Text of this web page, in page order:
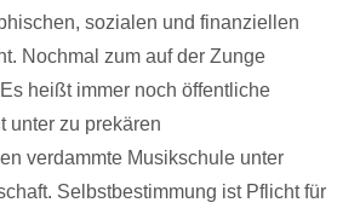
sozialen und finanziellen
Nochmal zum auf der Zunge
heißt immer noch öffentliche
unter zu prekären
verdammte Musikschule unter
Selbstbestimmung ist Pflicht für